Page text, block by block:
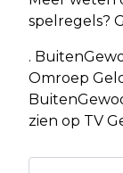
spelregels?
.
Omroep
zien op TV